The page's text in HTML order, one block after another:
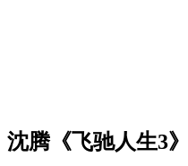
沈腾《飞驰人生3